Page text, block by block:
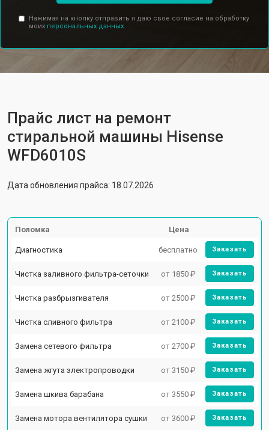
Нажимая на кнопку отправить я даю свое согласие на обработку
моих персональных данных.
Прайс лист на ремонт
стиральной машины Hisense
WFD6010S
Дата обновления прайса: 18.07.2026
Поломка Цена
Диагностика бесплатно Заказать
Чистка заливного фильтра-сеточки от 1850 ₽ Заказать
Чистка разбрызгивателя от 2500 ₽ Заказать
Чистка сливного фильтра от 2100 ₽ Заказать
Замена сетевого фильтра от 2700 ₽ Заказать
Замена жгута электропроводки от 3150 ₽ Заказать
Замена шкива барабана от 3550 ₽ Заказать
Замена мотора вентилятора сушки от 3600 ₽ Заказать